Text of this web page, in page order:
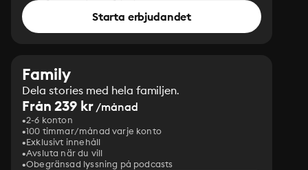
Starta erbjudandet
Family
Dela stories med hela familjen.
Från 239 kr/månad
2-6 konton
100 timmar/månad varje konto
Exklusivt innehåll
Avsluta när du vill
Obegränsad lyssning på podcasts